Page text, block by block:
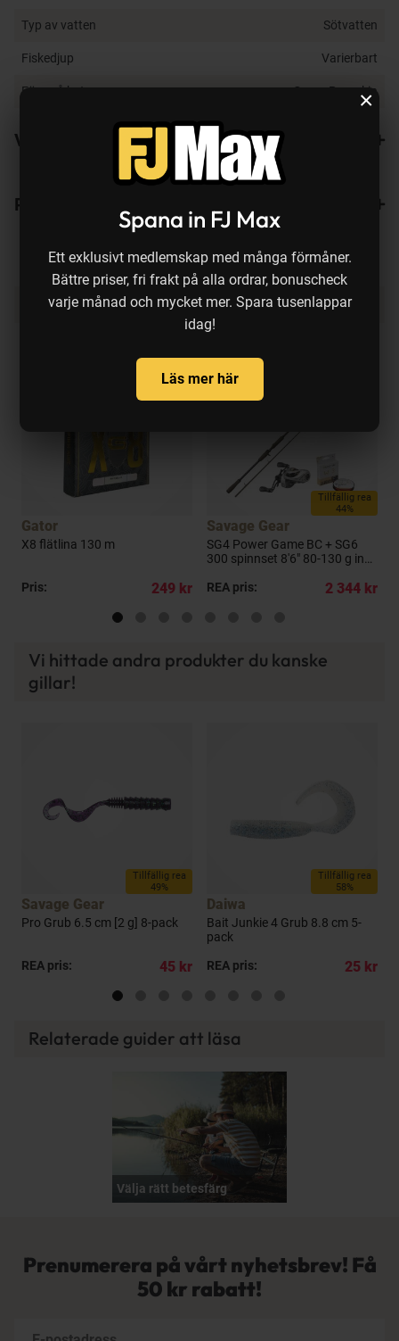
Spana in FJ Max
Ett exklusivt medlemskap med många förmåner.
Bättre priser, fri frakt på alla ordrar, bonuscheck
varje månad och mycket mer. Spara tusenlappar
idag!
Läs mer här
×
Typ av vatten Sötvatten
Fiskedjup Varierbart
Färg på bete Green Pumpkin
Varianter
Recensioner
Produkten köps ofta ihop med:
Gator
X8 flätlina 130 m
Pris: 249 kr
Tillfällig rea
44%
Savage Gear
SG4 Power Game BC + SG6
300 spinnset 8'6" 80-130 g inkl.
REA pris:
2 344 kr
Vi hittade andra produkter du kanske
gillar!
Tillfällig rea
49%
Savage Gear
Pro Grub 6.5 cm [2 g] 8-pack
REA pris: 45 kr
Tillfällig rea
58%
Daiwa
Bait Junkie 4 Grub 8.8 cm 5-
pack
REA pris:
25 kr
Relaterade guider att läsa
Välja rätt betesfärg
Prenumerera på vårt nyhetsbrev! Få
50 kr rabatt!